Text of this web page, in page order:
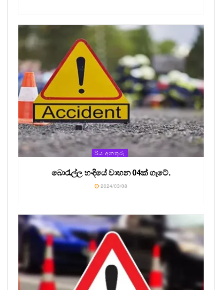
රිය අනතුරු
බොරැල්ල හංදියේ වාහන 04ක් ගැටේ.
2024/03/08